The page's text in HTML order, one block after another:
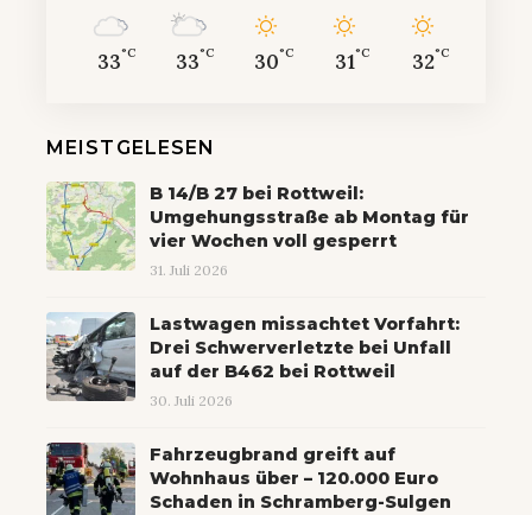
33°C 33°C 30°C 31°C 32°C
MEISTGELESEN
B 14/B 27 bei Rottweil:
Umgehungsstraße ab Montag für
vier Wochen voll gesperrt
31. Juli 2026
Lastwagen missachtet Vorfahrt:
Drei Schwerverletzte bei Unfall
auf der B462 bei Rottweil
30. Juli 2026
Fahrzeugbrand greift auf
Wohnhaus über – 120.000 Euro
Schaden in Schramberg-Sulgen